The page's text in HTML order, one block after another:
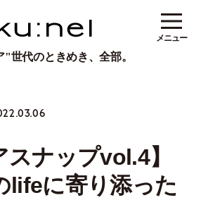
"世代のときめき、全部。
メニュー
スナップvol.4】
lifeに寄り添った